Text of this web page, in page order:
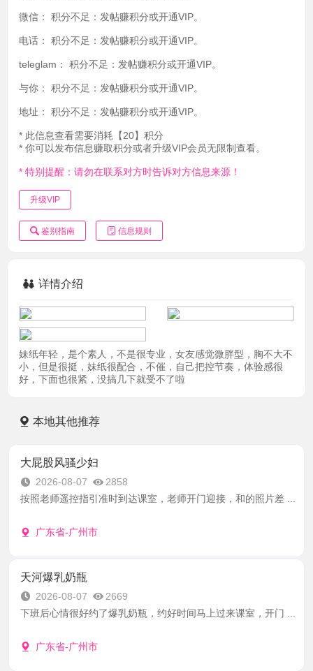
微信： 积分不足：发帖赚积分或开通VIP。
电话： 积分不足：发帖赚积分或开通VIP。
teleglam： 积分不足：发帖赚积分或开通VIP。
与你： 积分不足：发帖赚积分或开通VIP。
地址： 积分不足：发帖赚积分或开通VIP。
* 此信息查看需要消耗【20】积分
* 你可以发布信息赚取积分或者升级VIP会员无限制查看。
* 特别提醒：请勿在联系对方时告诉对方信息来源！
升级VIP
鉴别指南 信息规则
详情介绍
妹纸年轻，是个素人，不是很专业，女友感觉微胖型，胸不大不
小，但是很挺，妹纸很配合，不催，自己把控节奏，体验感很
好，下面也很紧，没搞几下就受不了啦
本地其他推荐
大屁股风骚少妇
2026-08-07
2858
按照老师遥控指引准时到达课室，老师开门迎接，和的照片差 ...
广东省-广州市
天河爆乳奶瓶
2026-08-07
2669
下班后心情很好约了爆乳奶瓶，约好时间马上过来课室，开门 ...
广东省-广州市